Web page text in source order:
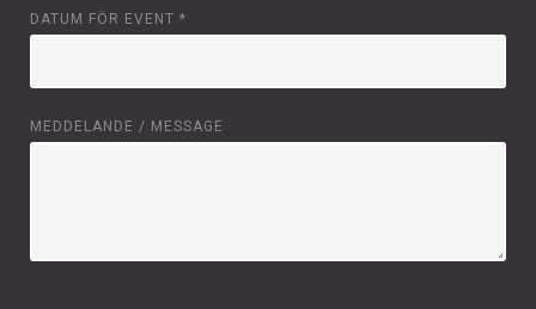
DATUM FÖR EVENT *
MEDDELANDE / MESSAGE